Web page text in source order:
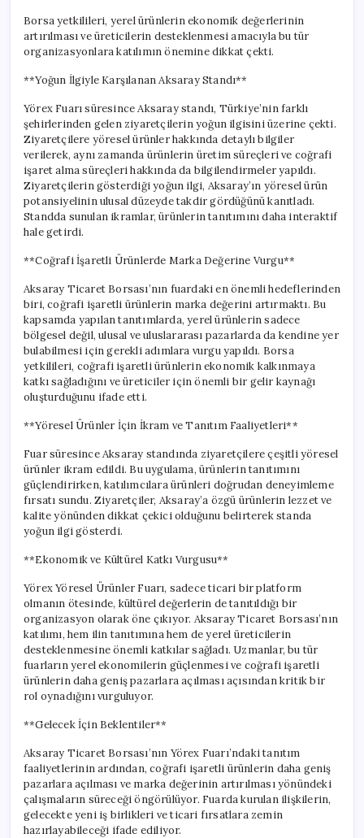
Borsa yetkilileri, yerel ürünlerin ekonomik değerlerinin
artırılması ve üreticilerin desteklenmesi amacıyla bu tür
organizasyonlara katılımın önemine dikkat çekti.
**Yoğun İlgiyle Karşılanan Aksaray Standı**
Yörex Fuarı süresince Aksaray standı, Türkiye’nin farklı
şehirlerinden gelen ziyaretçilerin yoğun ilgisini üzerine çekti.
Ziyaretçilere yöresel ürünler hakkında detaylı bilgiler
verilerek, aynı zamanda ürünlerin üretim süreçleri ve coğrafi
işaret alma süreçleri hakkında da bilgilendirmeler yapıldı.
Ziyaretçilerin gösterdiği yoğun ilgi, Aksaray’ın yöresel ürün
potansiyelinin ulusal düzeyde takdir gördüğünü kanıtladı.
Standda sunulan ikramlar, ürünlerin tanıtımını daha interaktif
hale getirdi.
**Coğrafi İşaretli Ürünlerde Marka Değerine Vurgu**
Aksaray Ticaret Borsası’nın fuardaki en önemli hedeflerinden
biri, coğrafi işaretli ürünlerin marka değerini artırmaktı. Bu
kapsamda yapılan tanıtımlarda, yerel ürünlerin sadece
bölgesel değil, ulusal ve uluslararası pazarlarda da kendine yer
bulabilmesi için gerekli adımlara vurgu yapıldı. Borsa
yetkilileri, coğrafi işaretli ürünlerin ekonomik kalkınmaya
katkı sağladığını ve üreticiler için önemli bir gelir kaynağı
oluşturduğunu ifade etti.
**Yöresel Ürünler İçin İkram ve Tanıtım Faaliyetleri**
Fuar süresince Aksaray standında ziyaretçilere çeşitli yöresel
ürünler ikram edildi. Bu uygulama, ürünlerin tanıtımını
güçlendirirken, katılımcılara ürünleri doğrudan deneyimleme
fırsatı sundu. Ziyaretçiler, Aksaray’a özgü ürünlerin lezzet ve
kalite yönünden dikkat çekici olduğunu belirterek standa
yoğun ilgi gösterdi.
**Ekonomik ve Kültürel Katkı Vurgusu**
Yörex Yöresel Ürünler Fuarı, sadece ticari bir platform
olmanın ötesinde, kültürel değerlerin de tanıtıldığı bir
organizasyon olarak öne çıkıyor. Aksaray Ticaret Borsası’nın
katılımı, hem ilin tanıtımına hem de yerel üreticilerin
desteklenmesine önemli katkılar sağladı. Uzmanlar, bu tür
fuarların yerel ekonomilerin güçlenmesi ve coğrafi işaretli
ürünlerin daha geniş pazarlara açılması açısından kritik bir
rol oynadığını vurguluyor.
**Gelecek İçin Beklentiler**
Aksaray Ticaret Borsası’nın Yörex Fuarı’ndaki tanıtım
faaliyetlerinin ardından, coğrafi işaretli ürünlerin daha geniş
pazarlara açılması ve marka değerinin artırılması yönündeki
çalışmaların süreceği öngörülüyor. Fuarda kurulan ilişkilerin,
gelecekte yeni iş birlikleri ve ticari fırsatlara zemin
hazırlayabileceği ifade ediliyor.